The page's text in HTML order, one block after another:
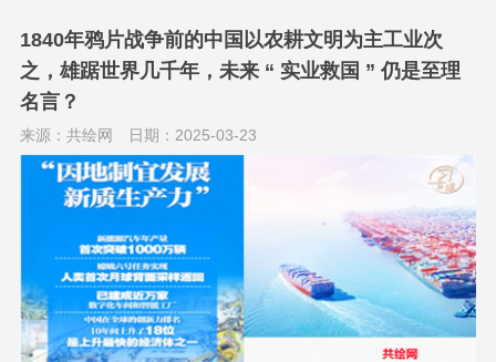
1840年鸦片战争前的中国以农耕文明为主工业次
之，雄踞世界几千年，未来 “ 实业救国 ” 仍是至理
名言？
来源：共绘网 日期：2025-03-23